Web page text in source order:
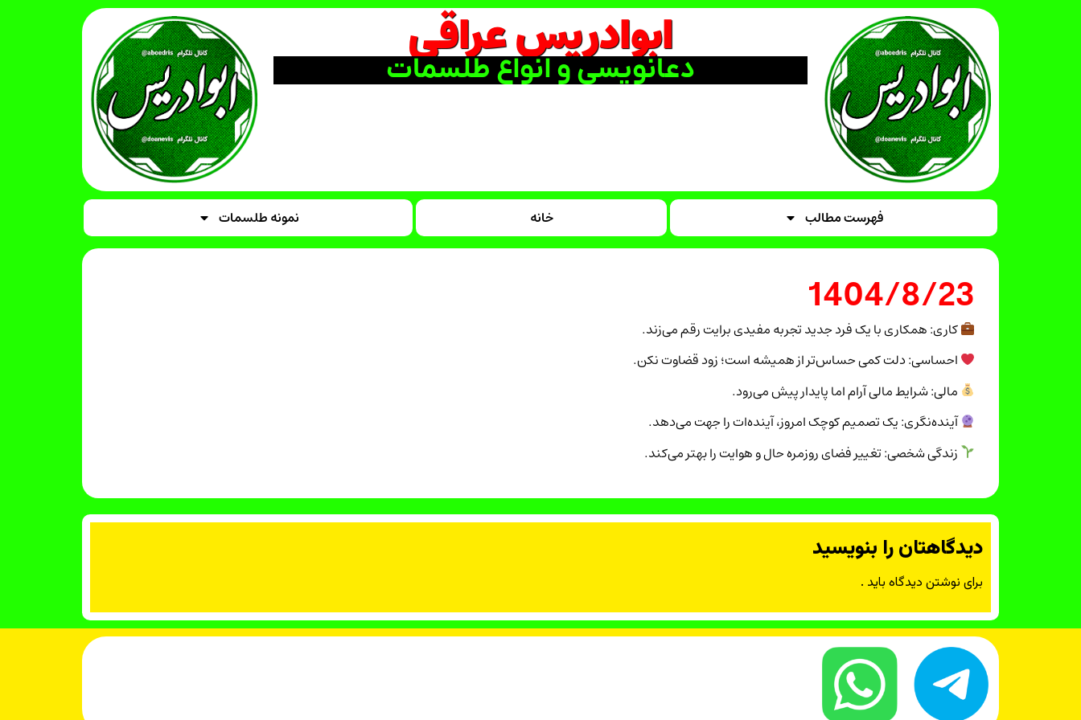
ابوادریس عراقی
دعانویسی و انواع طلسمات
فهرست مطالب خانه نمونه طلسمات
1404/8/23
کاری: همکاری با یک فرد جدید تجربه مفیدی برایت رقم می‌زند.
احساسی: دلت کمی حساس‌تر از همیشه است؛ زود قضاوت نکن.
مالی: شرایط مالی آرام اما پایدار پیش می‌رود.
آینده‌نگری: یک تصمیم کوچک امروز، آینده‌ات را جهت می‌دهد.
زندگی شخصی: تغییر فضای روزمره حال و هوایت را بهتر می‌کند.
دیدگاهتان را بنویسید
برای نوشتن دیدگاه باید .